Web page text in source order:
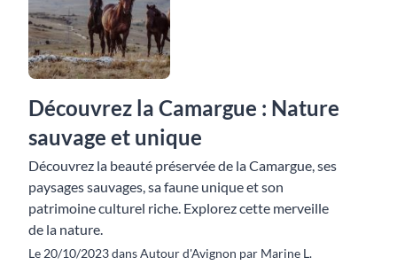
Découvrez la Camargue : Nature
sauvage et unique
Découvrez la beauté préservée de la Camargue, ses
paysages sauvages, sa faune unique et son
patrimoine culturel riche. Explorez cette merveille
de la nature.
Le 20/10/2023 dans Autour d'Avignon par Marine L.